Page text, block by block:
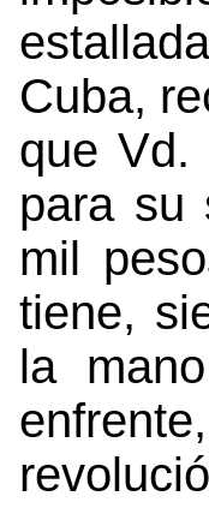
Cuba,
que Vd.
para su
mil
tiene,
la